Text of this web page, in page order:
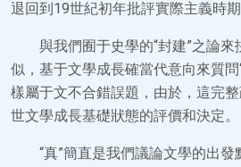
退回到19世紀初年批評實際主義時
與我們囿于史學的“封建”之論
似，基于文學成長確當代意向來質問
樣屬于文不合錯誤題，由於，這完
世文學成長基礎狀態的評價和決定。
“真”簡直是我們議論文學的出